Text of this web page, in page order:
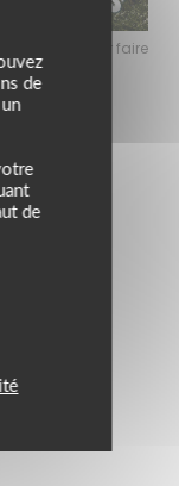
estivale pour faire
motard !
de
de